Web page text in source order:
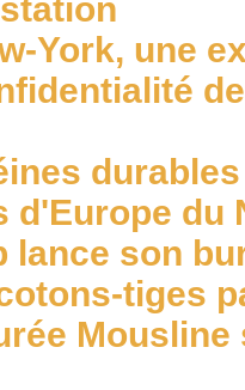
York, une
d'Europe du
lance son
tiges